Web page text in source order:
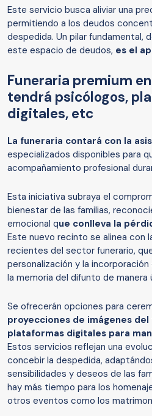
Este servicio busca aliviar una
permitiendo a los deudos
despedida. Un pilar fundamental,
este espacio de deudos, es el
Funeraria premium
tendrá psicólogos,
digitales, etc
La funeraria contará con la
especializados disponibles para
acompañamiento profesional
Esta iniciativa subraya el
bienestar de las familias,
emocional que conlleva la
Este nuevo recinto se alinea con
recientes del sector funerario,
personalización y la
la memoria del difunto de manera
Se ofrecerán opciones para
proyecciones de imágenes
plataformas digitales para
Estos servicios reflejan una
concebir la despedida,
sensibilidades y deseos de las
hay más tiempo para los
otros eventos como los